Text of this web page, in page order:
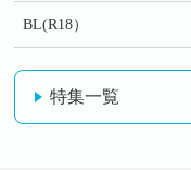
BL(R18）
特集一覧